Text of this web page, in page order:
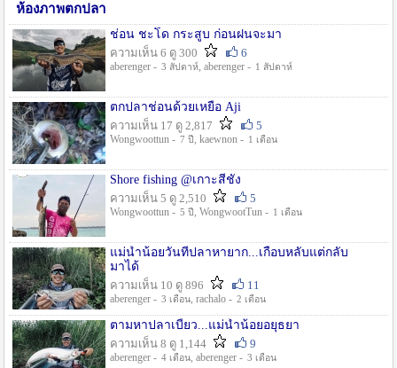
ห้องภาพตกปลา
ช่อน ชะโด กระสูบ ก่อนฝนจะมา
ความเห็น 6 ดู 300
6
aberenger - 3 สัปดาห์, aberenger - 1 สัปดาห์
ตกปลาช่อนด้วยเหยื่อ Aji
ความเห็น 17 ดู 2,817
5
Wongwoottun - 7 ปี , kaewnon - 1 เดือน
Shore fishing @เกาะสีชัง
ความเห็น 5 ดู 2,510
5
Wongwoottun - 5 ปี , WongwootTun - 1 เดือน
แม่น้ำน้อยวันที่ปลาหายาก...เกือบหลับแต่กลับ
มาได้
ความเห็น 10 ดู 896
11
aberenger - 3 เดือน, rachalo - 2 เดือน
ตามหาปลาเบี้ยว...แม่น้ำน้อยอยุธยา
ความเห็น 8 ดู 1,144
9
aberenger - 4 เดือน, aberenger - 3 เดือน